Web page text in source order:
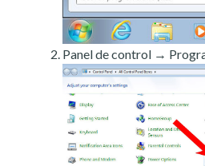
Panel de control →